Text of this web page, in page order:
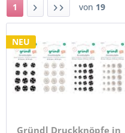
1 von 19
NEU
Gründl Druckknöpfe in